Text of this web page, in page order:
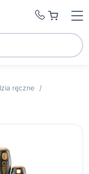
ręczne
/